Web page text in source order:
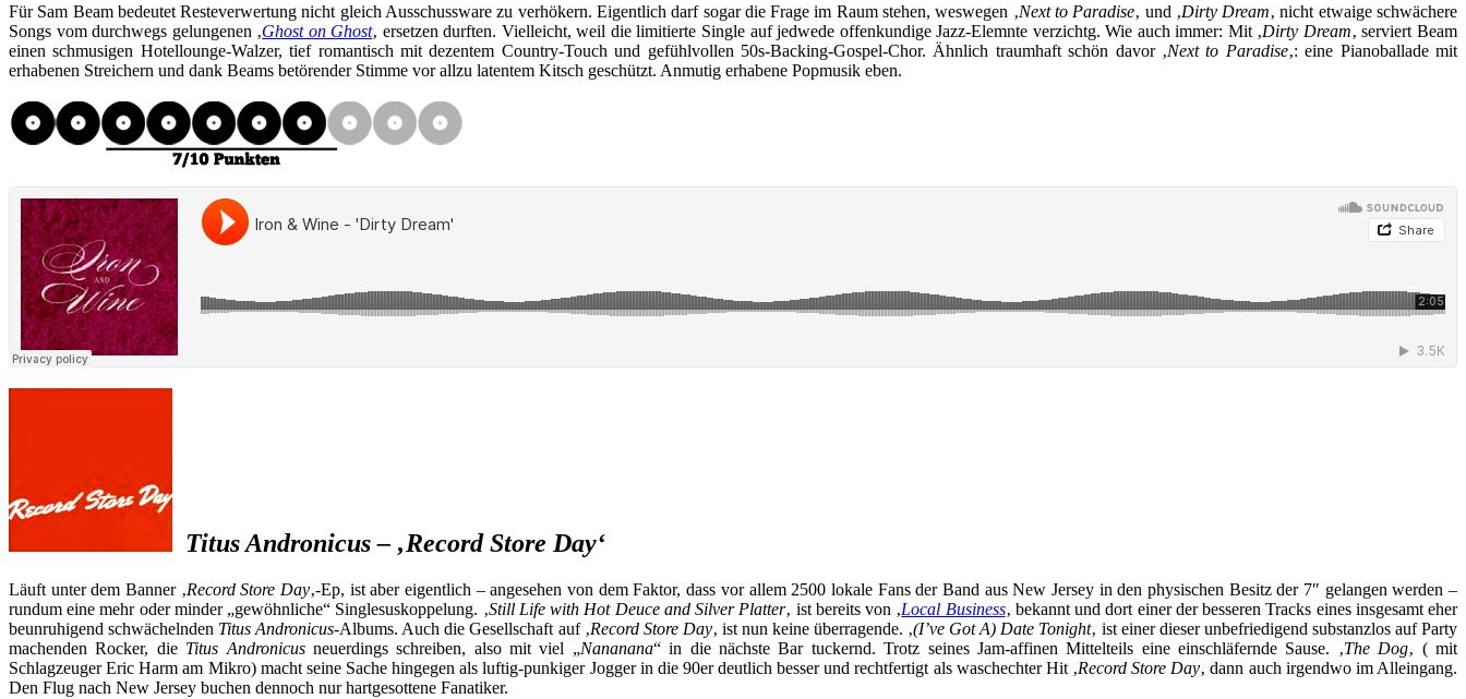
Für Sam Beam bedeutet Resteverwertung nicht gleich Ausschussware zu verhökern. Eigentlich darf sogar die Frage im Raum stehen, weswegen ‚Next to Paradise‚ und ‚Dirty Dream‚ nicht etwaige schwächere
Songs vom durchwegs gelungenen ‚Ghost on Ghost‚ ersetzen durften. Vielleicht, weil die limitierte Single auf jedwede offenkundige Jazz-Elemnte verzichtg. Wie auch immer: Mit ‚Dirty Dream‚ serviert Beam
einen schmusigen Hotellounge-Walzer, tief romantisch mit dezentem Country-Touch und gefühlvollen 50s-Backing-Gospel-Chor. Ähnlich traumhaft schön davor ‚Next to Paradise‚: eine Pianoballade mit
erhabenen Streichern und dank Beams betörender Stimme vor allzu latentem Kitsch geschützt. Anmutig erhabene Popmusik eben.
Titus Andronicus – ‚Record Store Day‘
Läuft unter dem Banner ‚Record Store Day‚-Ep, ist aber eigentlich – angesehen von dem Faktor, dass vor allem 2500 lokale Fans der Band aus New Jersey in den physischen Besitz der 7″ gelangen werden –
rundum eine mehr oder minder „gewöhnliche“ Singlesuskoppelung. ‚Still Life with Hot Deuce and Silver Platter‚ ist bereits von ‚Local Business‚ bekannt und dort einer der besseren Tracks eines insgesamt eher
beunruhigend schwächelnden Titus Andronicus-Albums. Auch die Gesellschaft auf ‚Record Store Day‚ ist nun keine überragende. ‚(I’ve Got A) Date Tonight‚ ist einer dieser unbefriedigend substanzlos auf Party
machenden Rocker, die Titus Andronicusneuerdings schreiben, also mit viel „Nananana“ in die nächste Bar tuckernd. Trotz seines Jam-affinen Mittelteils eine einschläfernde Sause. ‚The Dog‚ ( mit
Schlagzeuger Eric Harm am Mikro) macht seine Sache hingegen als luftig-punkiger Jogger in die 90er deutlich besser und rechtfertigt als waschechter Hit ‚Record Store Day‚ dann auch irgendwo im Alleingang.
Den Flug nach New Jersey buchen dennoch nur hartgesottene Fanatiker.